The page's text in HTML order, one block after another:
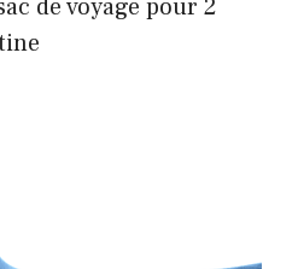
de voyage pour 2